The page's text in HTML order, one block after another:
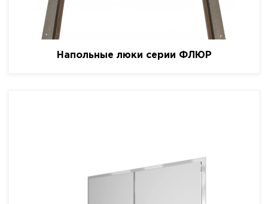
Напольные люки серии ФЛЮР